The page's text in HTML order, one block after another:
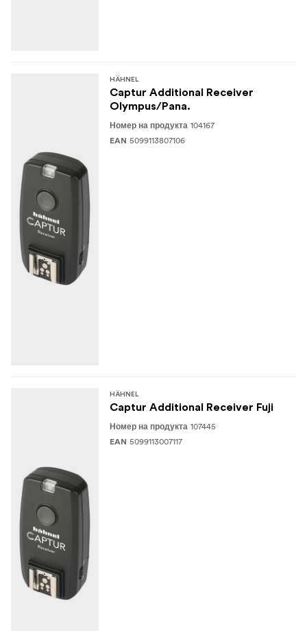
HÄHNEL
Captur Additional Receiver
Olympus/Pana.
Номер на продукта 104167
EAN 5099113807106
HÄHNEL
Captur Additional Receiver Fuji
Номер на продукта 107445
EAN 5099113007117